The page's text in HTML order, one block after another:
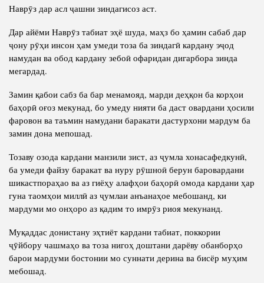
Наврӯз дар асл ҷашни зиндагисоз аст.
Дар айёми Наврӯз табиат эҳё шуда, маҳз бо ҳамин сабаб дар
ҷону рӯҳи инсон ҳам умеди тоза ба зиндагӣ кардану эҷод
намудан ва обод кардану зебоӣ офаридан дигарбора зинда
мегардад.
Замин қабои сабз ба бар менамояд, марди деҳқон ба корҳои
баҳорӣ оғоз мекунад, бо умеду нияти ба даст овардани ҳосили
фаровон ва таъмин намудани баракати дастурхони мардум ба
замин дона мепошад.
Тозаву озода кардани манзили зист, аз ҷумла хонасафедкунӣ,
ба умеди файзу баракат ва нуру рӯшноӣ берун баровардани
шикастпораҳао ва аз гиёҳу алафҳои баҳорӣ омода кардани ҳар
гуна таомҳои миллӣ аз ҷумлаи анъанаҳое мебошанд, ки
мардуми мо онҳоро аз қадим то имрӯз риоя мекунанд.
Муқаддас донистану эҳтиёт кардани табиат, поккории
ҷӯйбору чашмаҳо ва тоза нигоҳ доштани дарёву обанборҳо
барои мардуми бостонии мо суннати дерина ва бисёр муҳим
мебошад.